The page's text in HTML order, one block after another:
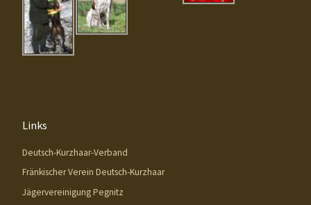
Links
Deutsch-Kurzhaar-Verband
Fränkischer Verein Deutsch-Kurzhaar
Jägervereinigung Pegnitz